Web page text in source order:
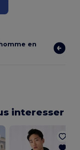
en
interesser